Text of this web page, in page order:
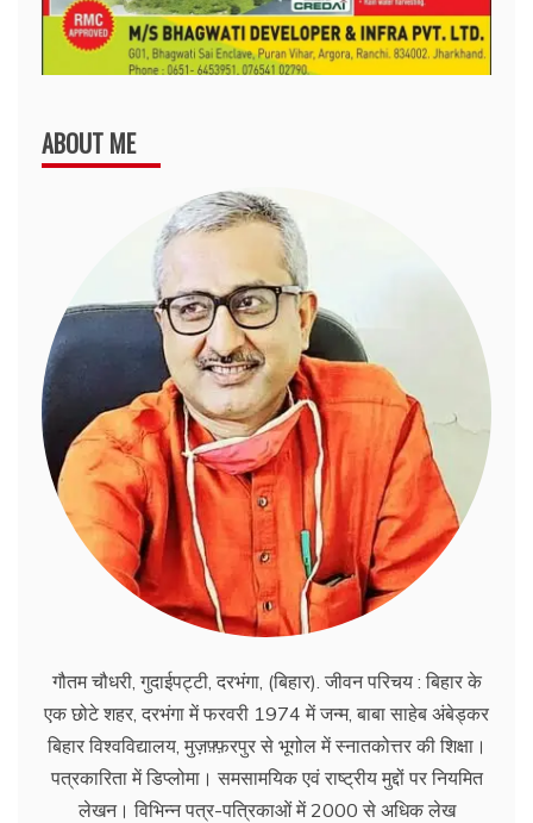
ABOUT ME
गौतम चौधरी, गुदाईपट्टी, दरभंगा, (बिहार). जीवन परिचय : बिहार के
एक छोटे शहर, दरभंगा में फरवरी 1974 में जन्म, बाबा साहेब अंबेड्कर
बिहार विश्वविद्यालय, मुज़फ़्फ़रपुर से भूगोल में स्नातकोत्तर की शिक्षा।
पत्रकारिता में डिप्लोमा। समसामयिक एवं राष्ट्रीय मुद्दों पर नियमित
लेखन। विभिन्न पत्र-पत्रिकाओं में 2000 से अधिक लेख